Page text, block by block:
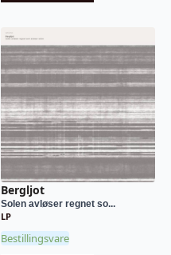
Bergljot
Solen avløser regnet so...
LP
Bestillingsvare